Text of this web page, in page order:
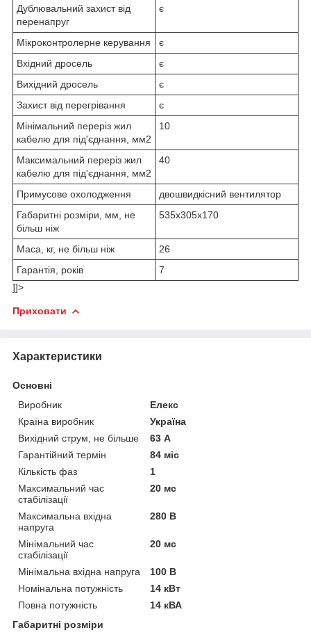
Дублювальний захист від
перенапруг
є
Мікроконтролерне керування
є
Вхідний дросель
є
Вихідний дросель
є
Захист від перегрівання
є
Мінімальний переріз жил
кабелю для під'єднання, мм2
10
Максимальний переріз жил
кабелю для під'єднання, мм2
40
Примусове охолодження
двошвидкісний вентилятор
Габаритні розміри, мм, не
більш ніж
535х305х170
Маса, кг, не більш ніж
26
Гарантія, років
7
]]>
Приховати
Характеристики
Основні
Виробник
Елекс
Країна виробник
Україна
Вихідний струм, не більше
63 А
Гарантійний термін
84 міс
Кількість фаз
1
Максимальний час
стабілізації
20 мс
Максимальна вхідна
напруга
280 В
Мінімальний час
стабілізації
20 мс
Мінімальна вхідна напруга
100 В
Номінальна потужність
14 кВт
Повна потужність
14 кВА
Габаритні розміри